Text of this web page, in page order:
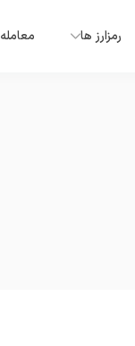
رمزارز ها معامله